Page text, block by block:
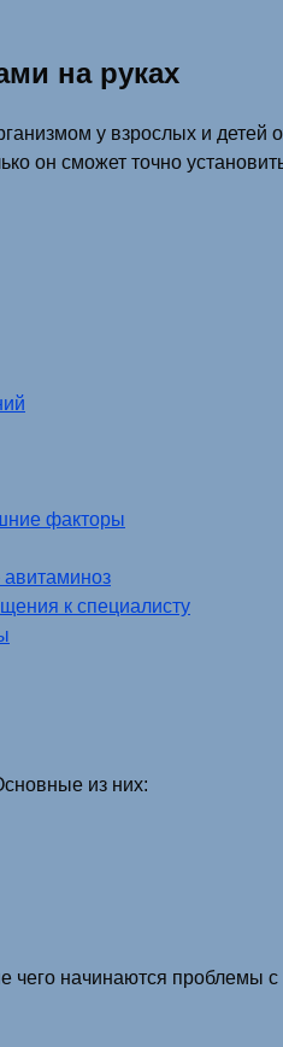
на руках
у взрослых и
он сможет точно
факторы
к специалисту
из них:
чего начинаются проблемы с